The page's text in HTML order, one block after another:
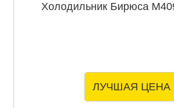
Холодильник Бирюса
ЛУЧШАЯ ЦЕНА